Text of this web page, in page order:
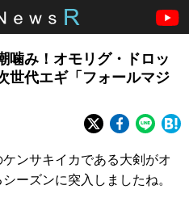
噛み！オモリグ・ドロッ
世代エギ「フォールマジ
ンサキイカである大剣がオ
ーズンに突入しましたね。